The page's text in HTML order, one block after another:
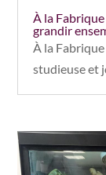
À la
grandir
À la Fabrique
studieuse et